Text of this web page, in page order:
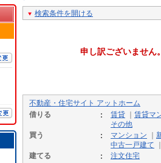
検索条件を開ける
申し訳ございません
不動産・住宅サイト アットホーム
借りる
賃貸
賃貸マ
その他
買う
マンション
中古一戸建て
建てる
注文住宅